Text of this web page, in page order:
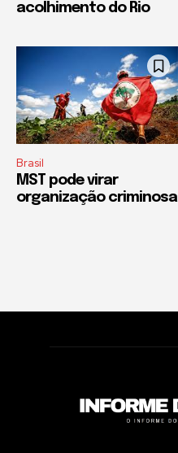
acolhimento do Rio
Brasil
MST pode virar
organização criminosa